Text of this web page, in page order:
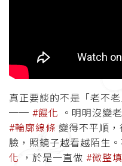
真正要談的不是「老不
── #饅化
。明明沒變
#輪廓線條 變得不平順
臉，照鏡子越看越陌生
化
，於是一直做 #微整